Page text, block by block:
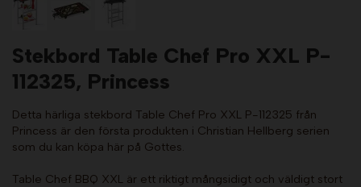
Stekbord Table Chef Pro XXL P-
112325, Princess
Detta härliga stekbord Table Chef Pro XXL P-112325 från
Princess är den första produkten i Christian Hellberg serien
som du kan köpa här på Gottes.
Table Chef BBQ XXL är ett riktigt mångsidigt och väldigt stort